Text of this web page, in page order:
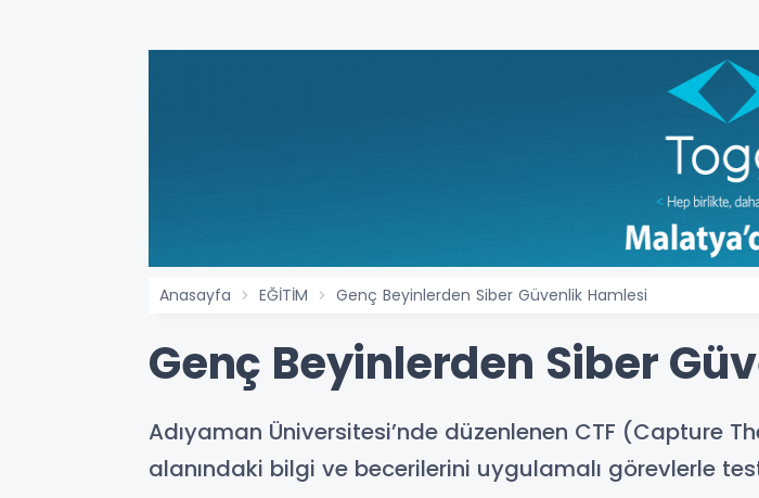
Anasayfa EĞİTİM Genç Beyinlerden Siber Güvenlik Hamlesi
Genç Beyinlerden Siber
Adıyaman Üniversitesi’nde düzenlenen CTF (Capture
alanındaki bilgi ve becerilerini uygulamalı görevlerle